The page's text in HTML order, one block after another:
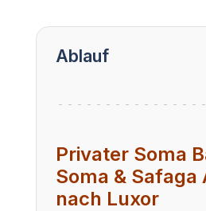
Ablauf
Privater Soma
Soma & Safaga
nach Luxor